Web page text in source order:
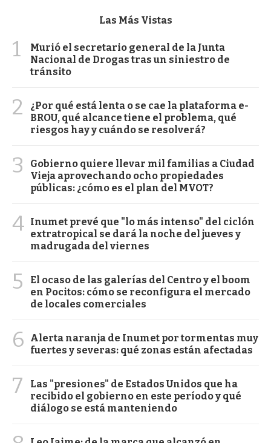
Las Más Vistas
1
Murió el secretario general de la Junta
Nacional de Drogas tras un siniestro de
tránsito
2
¿Por qué está lenta o se cae la plataforma e-
BROU, qué alcance tiene el problema, qué
riesgos hay y cuándo se resolverá?
3
Gobierno quiere llevar mil familias a Ciudad
Vieja aprovechando ocho propiedades
públicas: ¿cómo es el plan del MVOT?
4 Inumet prevé que "lo más intenso" del ciclón
extratropical se dará la noche del jueves y
madrugada del viernes
5
El ocaso de las galerías del Centro y el boom
en Pocitos: cómo se reconfigura el mercado
de locales comerciales
6
Alerta naranja de Inumet por tormentas muy
fuertes y severas: qué zonas están afectadas
7
Las "presiones" de Estados Unidos que ha
recibido el gobierno en este período y qué
diálogo se está manteniendo